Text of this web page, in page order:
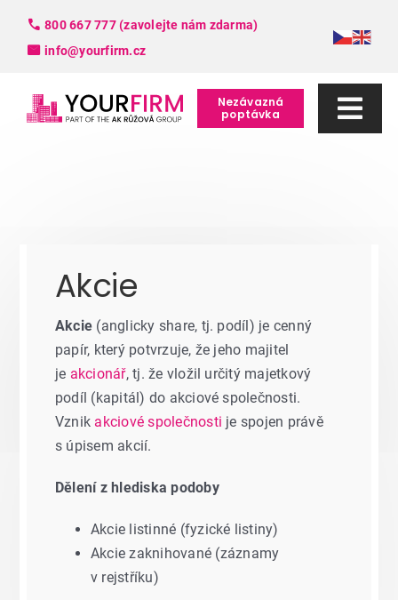
content
800 667 777 (zavolejte nám zdarma)
info@yourfirm.cz
O nás
Kontakt
Nezávazná
poptávka
Akcie
Akcie (anglicky share, tj. podíl) je cenný
papír, který potvrzuje, že jeho majitel
je akcionář, tj. že vložil určitý majetkový
podíl (kapitál) do akciové společnosti.
Vznik akciové společnosti je spojen právě
s úpisem akcií.
Dělení z hlediska podoby
Akcie listinné (fyzické listiny)
Akcie zaknihované (záznamy
v rejstříku)